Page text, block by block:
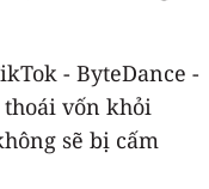
- ByteDance -
vốn khỏi
sẽ bị cấm